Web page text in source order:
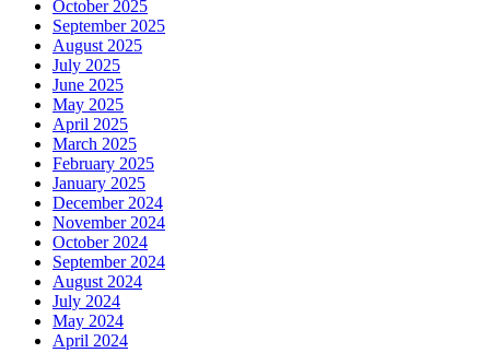
October 2025
September 2025
August 2025
July 2025
June 2025
May 2025
April 2025
March 2025
February 2025
January 2025
December 2024
November 2024
October 2024
September 2024
August 2024
July 2024
May 2024
April 2024